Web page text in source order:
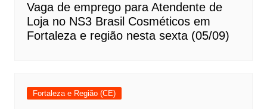
Vaga de emprego para Atendente de
Loja no NS3 Brasil Cosméticos em
Fortaleza e região nesta sexta (05/09)
Fortaleza e Região (CE)